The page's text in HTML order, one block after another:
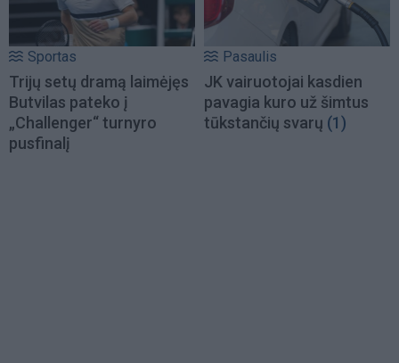
Sportas
Trijų setų dramą laimėjęs
Butvilas pateko į
„Challenger“ turnyro
pusfinalį
Pasaulis
JK vairuotojai kasdien
pavagia kuro už šimtus
tūkstančių svarų (1)